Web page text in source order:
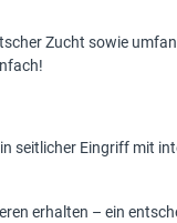
Zucht sowie
seitlicher Eingriff mit
erhalten – ein